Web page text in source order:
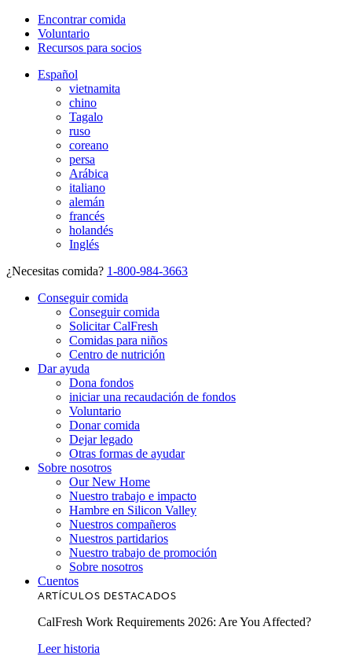
Encontrar comida
Voluntario
Recursos para socios
Español
vietnamita
chino
Tagalo
ruso
coreano
persa
Arábica
italiano
alemán
francés
holandés
Inglés
¿Necesitas comida? 1-800-984-3663
Conseguir comida
Conseguir comida
Solicitar CalFresh
Comidas para niños
Centro de nutrición
Dar ayuda
Dona fondos
iniciar una recaudación de fondos
Voluntario
Donar comida
Dejar legado
Otras formas de ayudar
Sobre nosotros
Our New Home
Nuestro trabajo e impacto
Hambre en Silicon Valley
Nuestros compañeros
Nuestros partidarios
Nuestro trabajo de promoción
Sobre nosotros
Cuentos
ARTÍCULOS DESTACADOS
CalFresh Work Requirements 2026: Are You Affected?
Leer historia